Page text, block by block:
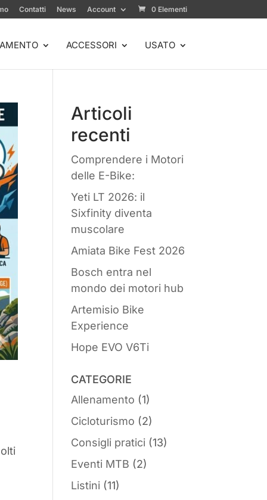
Contatti News Account 0 Elementi
ACCESSORI USATO
Articoli
recenti
Comprendere i Motori
delle E-Bike:
Yeti LT 2026: il
Sixfinity diventa
muscolare
Amiata Bike Fest 2026
Bosch entra nel
mondo dei motori hub
Artemisio Bike
Experience
Hope EVO V6Ti
CATEGORIE
Allenamento (1)
Cicloturismo (2)
Consigli pratici (13)
Eventi MTB (2)
Listini (11)